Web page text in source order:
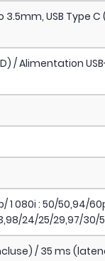
3.5mm, USB Type
/ Alimentation
1 080i : 50/50,94/
24/25/29,97/30/
/ 35 ms